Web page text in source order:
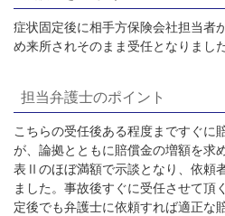
症状固定後に相手方保険会社担当者
め来所されそのまま受任となりました
担当弁護士のポイント
こちらの受任後ある程度まですぐに
が、論拠とともに賠償金の増額を求
表Ⅱのほぼ満額で示談となり、依頼
ました。事故後すぐに受任させて頂
定後でも弁護士に依頼すれば適正な